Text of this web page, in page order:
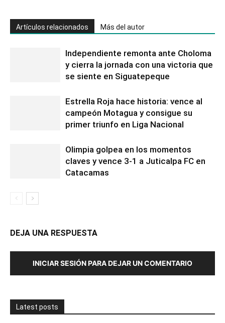
Artículos relacionados Más del autor
Independiente remonta ante Choloma
y cierra la jornada con una victoria que
se siente en Siguatepeque
Estrella Roja hace historia: vence al
campeón Motagua y consigue su
primer triunfo en Liga Nacional
Olimpia golpea en los momentos
claves y vence 3-1 a Juticalpa FC en
Catacamas
DEJA UNA RESPUESTA
INICIAR SESIÓN PARA DEJAR UN COMENTARIO
Latest posts